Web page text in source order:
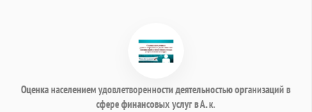
Оценка населением удовлетворенности деятельностью организаций в
сфере финансовых услуг в А. к.